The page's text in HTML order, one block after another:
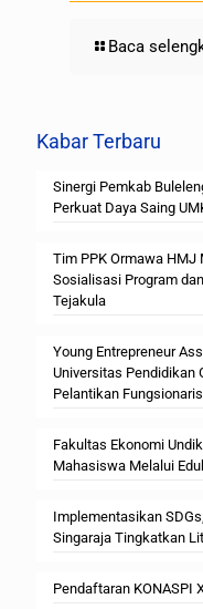
Baca
Kabar Terbaru
Sinergi Pemkab
Perkuat Daya Saing
Tim PPK Ormawa HMJ
Sosialisasi Program
Tejakula
Young Entrepreneur
Universitas Pendidikan
Pelantikan
Fakultas Ekonomi
Mahasiswa Melalui
Implementasikan
Singaraja Tingkatkan
Pendaftaran KONASPI